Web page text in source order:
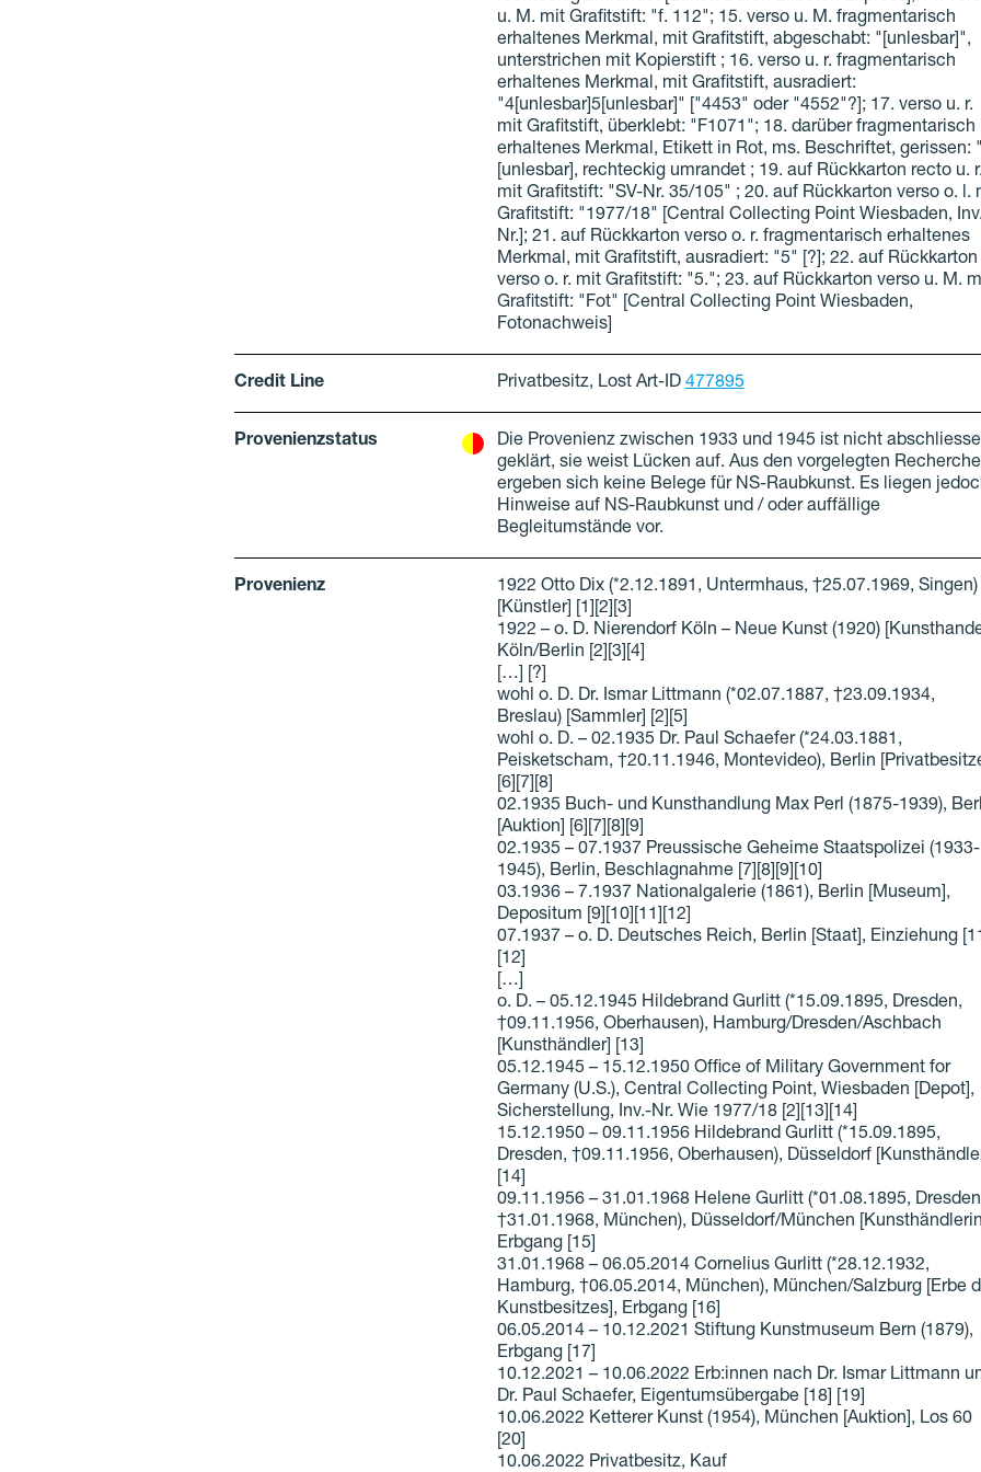
u. M. mit Grafitstift: "f. 112"; 15. verso u. M. fragmentarisch
erhaltenes Merkmal, mit Grafitstift, abgeschabt: "[unlesbar]",
unterstrichen mit Kopierstift ; 16. verso u. r. fragmentarisch
erhaltenes Merkmal, mit Grafitstift, ausradiert:
"4[unlesbar]5[unlesbar]" ["4453" oder "4552"?]; 17. verso u. r.
mit Grafitstift, überklebt: "F1071"; 18. darüber fragmentarisch
erhaltenes Merkmal, Etikett in Rot, ms. Beschriftet, gerissen: "
[unlesbar], rechteckig umrandet ; 19. auf Rückkarton recto u. r.
mit Grafitstift: "SV-Nr. 35/105" ; 20. auf Rückkarton verso o. l.
Grafitstift: "1977/18" [Central Collecting Point Wiesbaden,
Nr.]; 21. auf Rückkarton verso o. r. fragmentarisch erhaltenes
Merkmal, mit Grafitstift, ausradiert: "5" [?]; 22. auf Rückkarton
verso o. r. mit Grafitstift: "5."; 23. auf Rückkarton verso u. M.
Grafitstift: "Fot" [Central Collecting Point Wiesbaden,
Fotonachweis]
Credit Line Privatbesitz, Lost Art-ID 477895
Provenienzstatus
Die Provenienz zwischen 1933 und 1945 ist nicht
geklärt, sie weist Lücken auf. Aus den vorgelegten
ergeben sich keine Belege für NS-Raubkunst. Es liegen
Hinweise auf NS-Raubkunst und / oder auffällige
Begleitumstände vor.
Provenienz
1922 Otto Dix (*2.12.1891, Untermhaus, †25.07.1969, Singen)
[Künstler] [1][2][3]
1922 – o. D. Nierendorf Köln – Neue Kunst (1920)
Köln/Berlin [2][3][4]
[…] [?]
wohl o. D. Dr. Ismar Littmann (*02.07.1887, †23.09.1934,
Breslau) [Sammler] [2][5]
wohl o. D. – 02.1935 Dr. Paul Schaefer (*24.03.1881,
Peisketscham, †20.11.1946, Montevideo), Berlin
[6][7][8]
02.1935 Buch- und Kunsthandlung Max Perl (1875-1939),
[Auktion] [6][7][8][9]
02.1935 – 07.1937 Preussische Geheime Staatspolizei (1933-
1945), Berlin, Beschlagnahme [7][8][9][10]
03.1936 – 7.1937 Nationalgalerie (1861), Berlin [Museum],
Depositum [9][10][11][12]
07.1937 – o. D. Deutsches Reich, Berlin [Staat], Einziehung
[12]
[…]
o. D. – 05.12.1945 Hildebrand Gurlitt (*15.09.1895, Dresden,
†09.11.1956, Oberhausen), Hamburg/Dresden/Aschbach
[Kunsthändler] [13]
05.12.1945 – 15.12.1950 Office of Military Government for
Germany (U.S.), Central Collecting Point, Wiesbaden [Depot],
Sicherstellung, Inv.-Nr. Wie 1977/18 [2][13][14]
15.12.1950 – 09.11.1956 Hildebrand Gurlitt (*15.09.1895,
Dresden, †09.11.1956, Oberhausen), Düsseldorf
[14]
09.11.1956 – 31.01.1968 Helene Gurlitt (*01.08.1895,
†31.01.1968, München), Düsseldorf/München
Erbgang [15]
31.01.1968 – 06.05.2014 Cornelius Gurlitt (*28.12.1932,
Hamburg, †06.05.2014, München), München/Salzburg [Erbe
Kunstbesitzes], Erbgang [16]
06.05.2014 – 10.12.2021 Stiftung Kunstmuseum Bern (1879),
Erbgang [17]
10.12.2021 – 10.06.2022 Erb:innen nach Dr. Ismar Littmann
Dr. Paul Schaefer, Eigentumsübergabe [18] [19]
10.06.2022 Ketterer Kunst (1954), München [Auktion], Los 60
[20]
10.06.2022 Privatbesitz, Kauf